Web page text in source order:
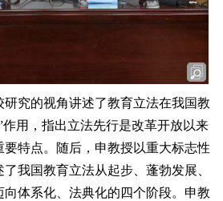
研究的视角讲述了教育立法在我国教
用，指出立法先行是改革开放以来
特点。随后，申教授以重大标志性
我国教育立法从起步、蓬勃发展、
体系化、法典化的四个阶段。申教